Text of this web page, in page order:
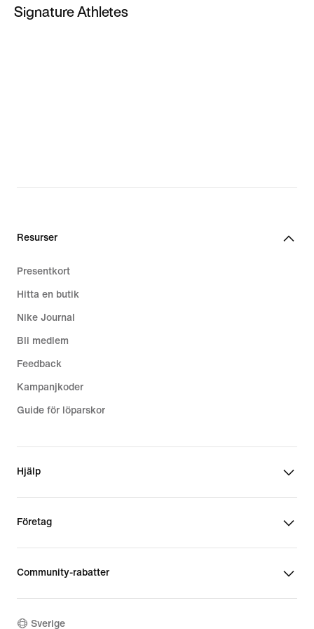
Signature Athletes
Giannis nya skor
Resurser
Presentkort
Hitta en butik
Nike Journal
Bli medlem
Feedback
Kampanjkoder
Guide för löparskor
Hjälp
Företag
Community-rabatter
Sverige